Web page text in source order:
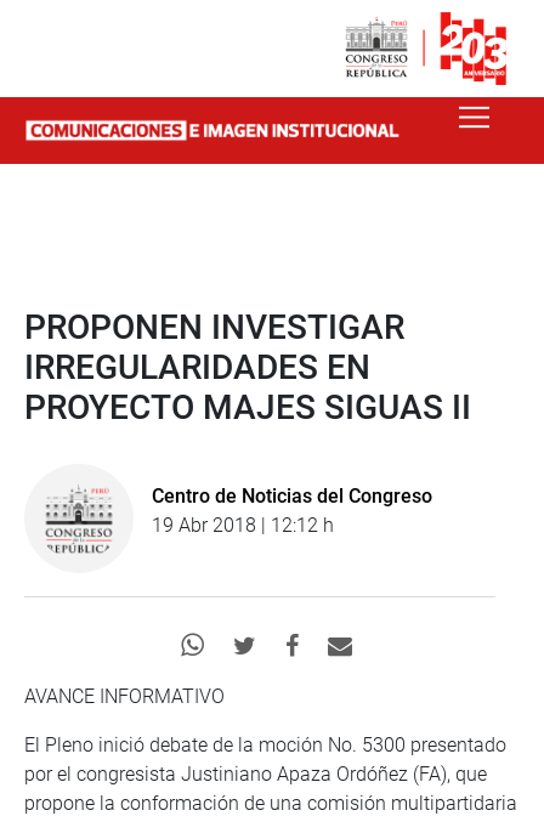
PROPONEN INVESTIGAR
IRREGULARIDADES EN
PROYECTO MAJES SIGUAS II
Centro de Noticias del Congreso
19 Abr 2018 | 12:12 h
AVANCE INFORMATIVO
El Pleno inició debate de la moción No. 5300 presentado
por el congresista Justiniano Apaza Ordóñez (FA), que
propone la conformación de una comisión multipartidaria